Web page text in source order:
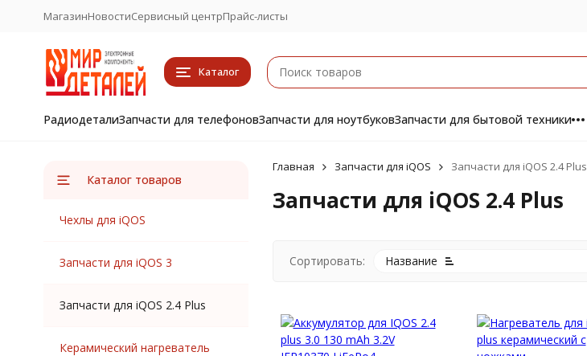
МагазинНовостиСервисный центрПрайс-листы
Каталог
РадиодеталиЗапчасти для телефоновЗапчасти для ноутбуковЗапчасти для бытовой техники
Главная Запчасти для iQOS Запчасти для iQOS 2.4 Plus
Запчасти для iQOS 2.4 Plus
Сортировать: Название
Каталог товаров
Чехлы для iQOS
Запчасти для iQOS 3
Запчасти для iQOS 2.4 Plus
Керамический нагреватель